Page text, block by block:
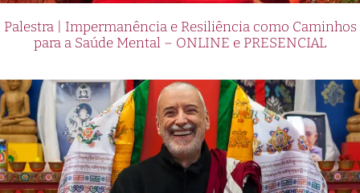
Palestra | Impermanência e Resiliência como Caminhos
para a Saúde Mental – ONLINE e PRESENCIAL